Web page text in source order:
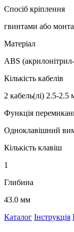
Спосіб кріплення
гвинтами або
Матеріал
ABS
Кількість кабелів
2 кабель(лі) 2.5-2.5
Функція
Одноклавішний
Кількість клавіш
1
Глибина
43.0 мм
Каталог Інструкція